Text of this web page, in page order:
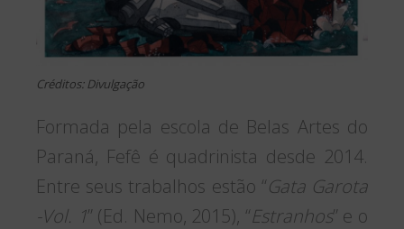
Créditos: Divulgação
Formada pela escola de Belas Artes do
Paraná, Fefê é quadrinista desde 2014.
Entre seus trabalhos estão “Gata Garota
-Vol. 1” (Ed. Nemo, 2015), “Estranhos” e o